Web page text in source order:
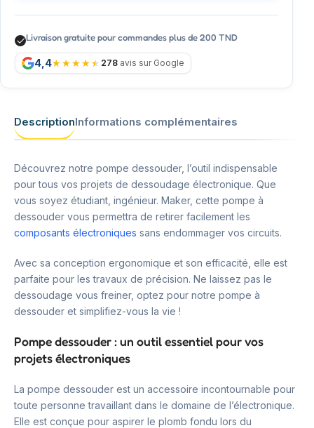
Livraison gratuite pour commandes plus de 200 TND
4,4 278 avis sur Google
DescriptionInformations complémentaires
Découvrez notre pompe dessouder, l’outil indispensable
pour tous vos projets de dessoudage électronique. Que
vous soyez étudiant, ingénieur. Maker, cette pompe à
dessouder vous permettra de retirer facilement les
composants électroniques sans endommager vos circuits.
Avec sa conception ergonomique et son efficacité, elle est
parfaite pour les travaux de précision. Ne laissez pas le
dessoudage vous freiner, optez pour notre pompe à
dessouder et simplifiez-vous la vie !
Pompe dessouder : un outil essentiel pour vos
projets électroniques
La pompe dessouder est un accessoire incontournable pour
toute personne travaillant dans le domaine de l’électronique.
Elle est conçue pour aspirer le plomb fondu lors du